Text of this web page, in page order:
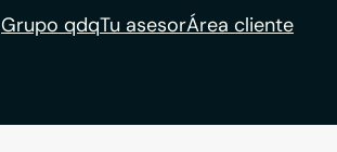
Grupo qdqTu asesorÁrea cliente